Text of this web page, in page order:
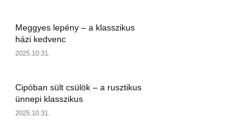
Meggyes lepény – a klasszikus
házi kedvenc
2025.10.31.
Cipóban sült csülök – a rusztikus
ünnepi klasszikus
2025.10.31.